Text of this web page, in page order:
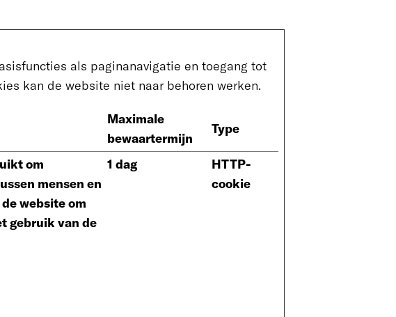
als paginanavigatie en toegang tot
kan de website niet naar behoren werken.
Maximale
bewaartermijn
Type
om
mensen en
website om
gebruik van de
1 dag
HTTP-
cookie